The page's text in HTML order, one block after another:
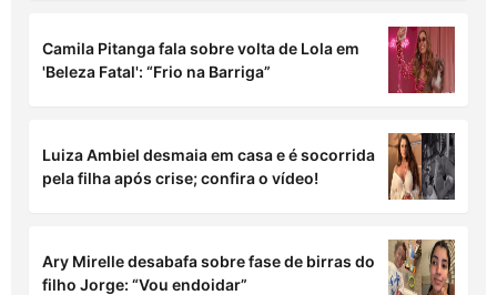
Camila Pitanga fala sobre volta de Lola em
'Beleza Fatal': “Frio na Barriga”
Luiza Ambiel desmaia em casa e é socorrida
pela filha após crise; confira o vídeo!
Ary Mirelle desabafa sobre fase de birras do
filho Jorge: “Vou endoidar”